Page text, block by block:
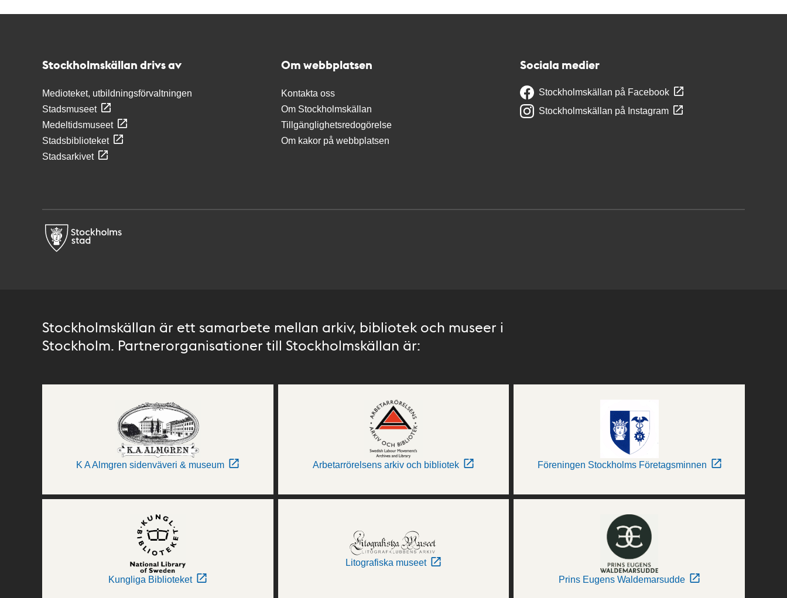
Stockholmskällan drivs av
Medioteket, utbildningsförvaltningen
Stadsmuseet
Medeltidsmuseet
Stadsbiblioteket
Stadsarkivet
Om webbplatsen
Kontakta oss
Om Stockholmskällan
Tillgänglighetsredogörelse
Om kakor på webbplatsen
Sociala medier
Stockholmskällan på Facebook
Stockholmskällan på Instagram
Stockholmskällan är ett samarbete mellan arkiv, bibliotek och museer i
Stockholm. Partnerorganisationer till Stockholmskällan är:
K A Almgren sidenväveri & museum Arbetarrörelsens arkiv och bibliotek Föreningen Stockholms Företagsminnen
Kungliga Biblioteket
Litografiska museet
Prins Eugens Waldemarsudde